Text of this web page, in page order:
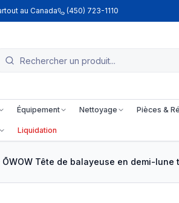
au Canada (450) 723-1110
Équipement Nettoyage Pièces &
Liquidation
ŌWOW Tête de balayeuse en demi-lune